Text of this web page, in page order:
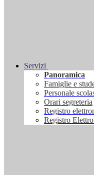
Servizi
Panoramica
Famiglie e
Personale
Orari segreteria
Registro
Registro